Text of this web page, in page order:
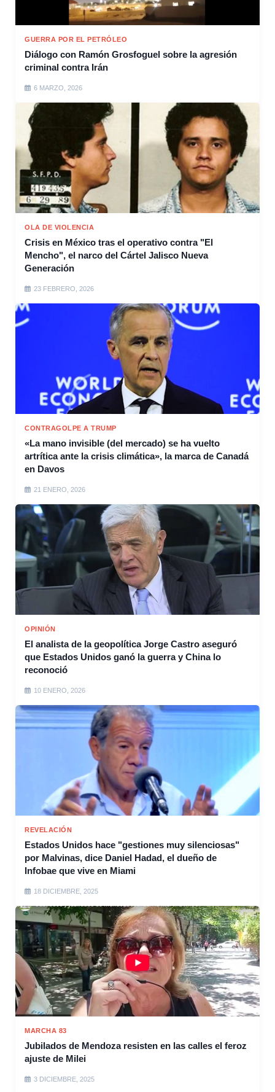
GUERRA POR EL PETRÓLEO
Diálogo con Ramón Grosfoguel sobre la agresión
criminal contra Irán
6 MARZO, 2026
OLA DE VIOLENCIA
Crisis en México tras el operativo contra "El
Mencho", el narco del Cártel Jalisco Nueva
Generación
23 FEBRERO, 2026
CONTRAGOLPE A TRUMP
«La mano invisible (del mercado) se ha vuelto
artrítica ante la crisis climática», la marca de Canadá
en Davos
21 ENERO, 2026
OPINIÓN
El analista de la geopolítica Jorge Castro aseguró
que Estados Unidos ganó la guerra y China lo
reconoció
10 ENERO, 2026
REVELACIÓN
Estados Unidos hace "gestiones muy silenciosas"
por Malvinas, dice Daniel Hadad, el dueño de
Infobae que vive en Miami
18 DICIEMBRE, 2025
MARCHA 83
Jubilados de Mendoza resisten en las calles el feroz
ajuste de Milei
3 DICIEMBRE, 2025